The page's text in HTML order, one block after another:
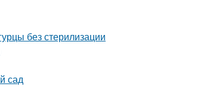
без стерилизации
сад